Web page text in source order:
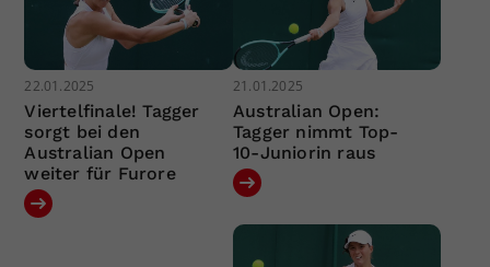
22.01.2025
Viertelfinale! Tagger
sorgt bei den
Australian Open
weiter für Furore
21.01.2025
Australian Open:
Tagger nimmt Top-
10-Juniorin raus